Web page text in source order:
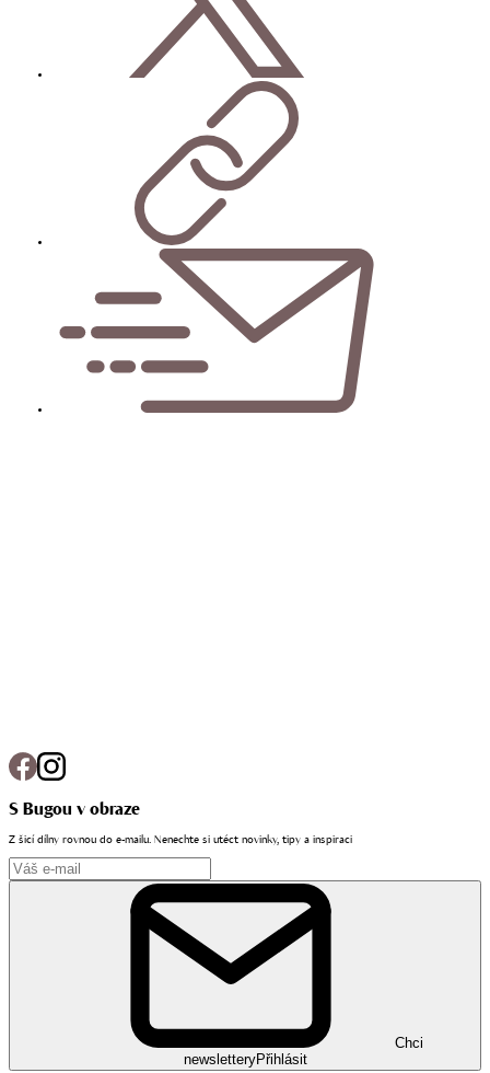
S Bugou v obraze
Z šicí dílny rovnou do e-mailu. Nenechte si utéct novinky, tipy a inspiraci
Chci
newsletteryPřihlásit